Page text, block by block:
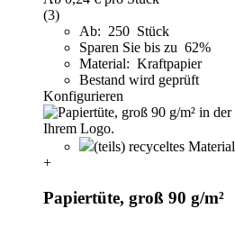
(3)
Ab: 250 Stück
Sparen Sie bis zu 62%
Material: Kraftpapier
Bestand wird geprüft
Konfigurieren
(teils) recyceltes Material
+
Papiertüte, groß 90 g/m²